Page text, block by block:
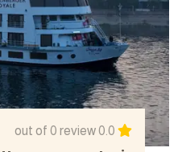
0.0
out of 0 review